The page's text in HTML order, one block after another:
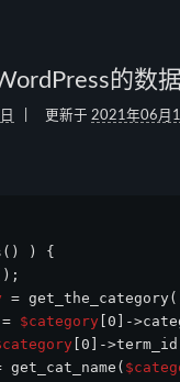
的数
更新于 2021年06月
) {
=
= $category [0]-
[0]-
get_cat_name(